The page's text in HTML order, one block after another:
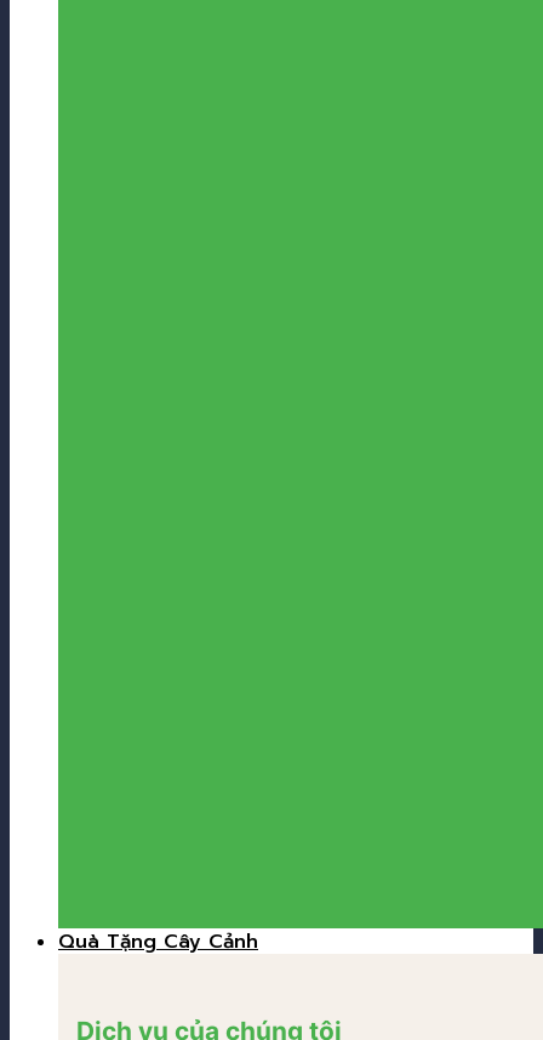
Quà Tặng Cây Cảnh
Dịch vụ của chúng tôi